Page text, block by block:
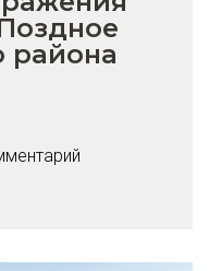
района